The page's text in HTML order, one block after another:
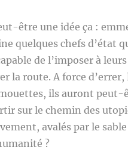
être une idée ça :
quelques chefs d’état
de l’imposer à
la route. A force
ils auront
sur le chemin des
avalés par le
?